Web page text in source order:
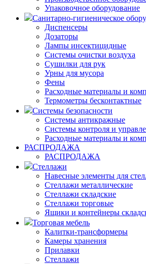
Упаковочное оборудование
Санитарно-гигиеническое
Диспенсеры
Дозаторы
Лампы инсектицидные
Системы очистки воздуха
Сушилки для рук
Урны для мусора
Фены
Расходные материалы и
Термометры бесконтактные
Системы безопасности
Системы антикражные
Системы контроля и
Расходные материалы и
РАСПРОДАЖА
РАСПРОДАЖА
Стеллажи
Навесные элементы для
Стеллажи металлические
Стеллажи складские
Стеллажи торговые
Ящики и контейнеры
Торговая мебель
Калитки-трансформеры
Камеры хранения
Прилавки
Стеллажи